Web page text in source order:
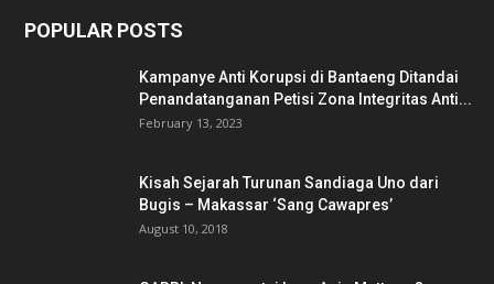
POPULAR POSTS
Kampanye Anti Korupsi di Bantaeng Ditandai
Penandatanganan Petisi Zona Integritas Anti...
February 13, 2023
Kisah Sejarah Turunan Sandiaga Uno dari
Bugis – Makassar ‘Sang Cawapres’
August 10, 2018